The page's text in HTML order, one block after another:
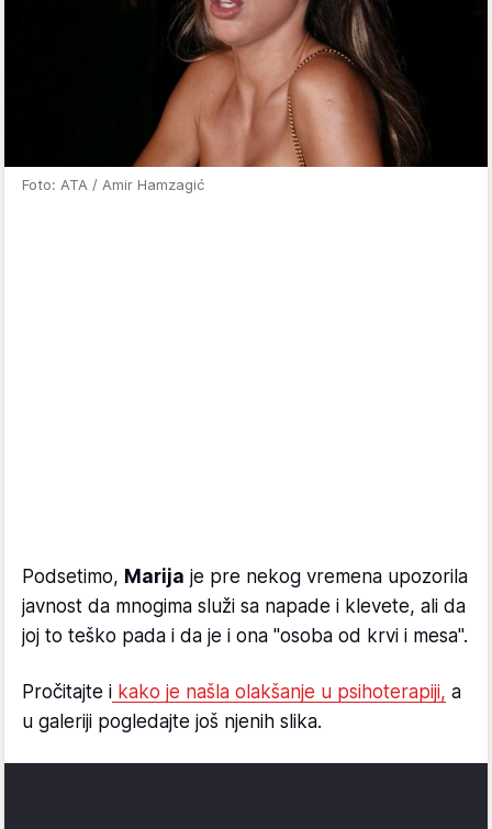
Foto: ATA / Amir Hamzagić
Podsetimo, Marija je pre nekog vremena upozorila
javnost da mnogima služi sa napade i klevete, ali da
joj to teško pada i da je i ona "osoba od krvi i mesa".
Pročitajte i kako je našla olakšanje u psihoterapiji, a
u galeriji pogledajte još njenih slika.